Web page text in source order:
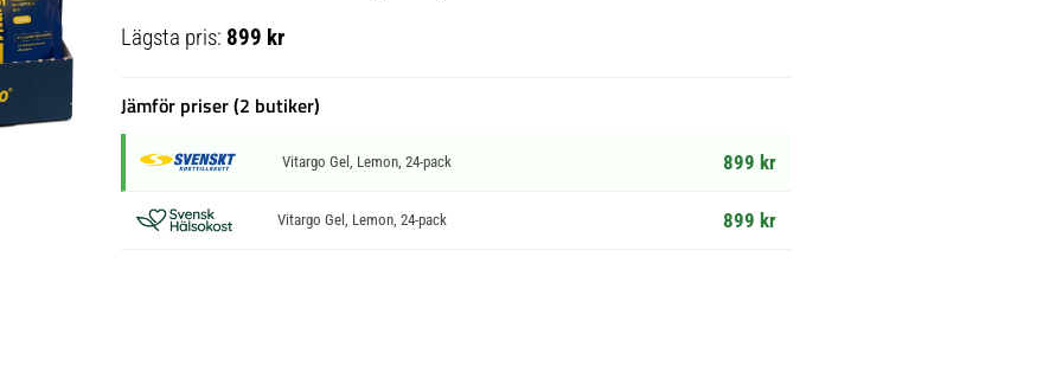
Lägsta pris: 899 kr
Jämför priser (2 butiker)
Vitargo Gel, Lemon, 24-pack 899 kr
Vitargo Gel, Lemon, 24-pack 899 kr